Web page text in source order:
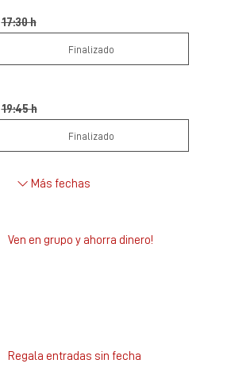
17:30 h
Finalizado
19:45 h
Finalizado
Más fechas
Ven en grupo y ahorra dinero!
Regala entradas sin fecha